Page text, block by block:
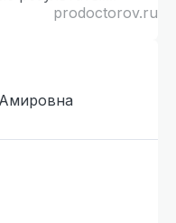
prodoctorov.ru